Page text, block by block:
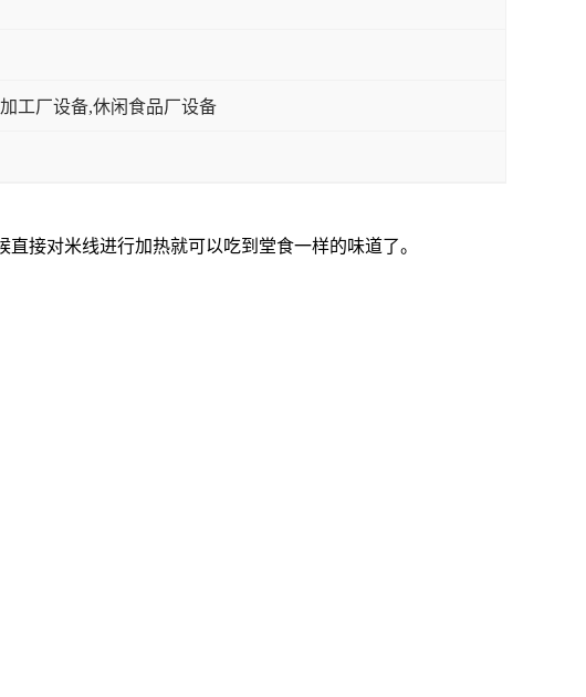
工厂设备,休闲食品厂设备
接对米线进行加热就可以吃到堂食一样的味道了。